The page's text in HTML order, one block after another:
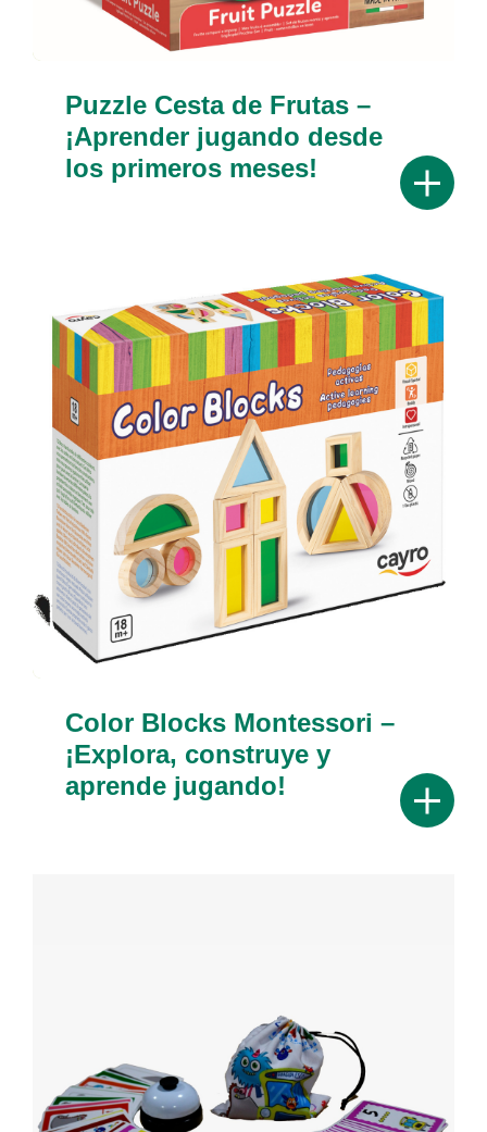
Puzzle Cesta de Frutas –
¡Aprender jugando desde
los primeros meses!
Mostrar
Color Blocks Montessori –
¡Explora, construye y
aprende jugando!
Mostrar